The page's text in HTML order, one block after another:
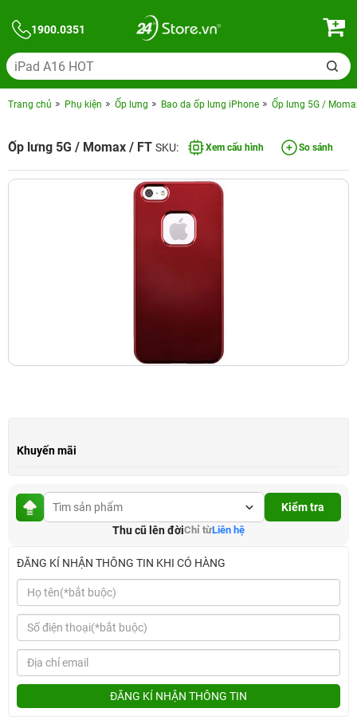
1900.0351
Trang chủ Phụ kiện Ốp lưng Bao da ốp lưng iPhone Ốp lưng 5G /
Ốp lưng 5G / Momax / FT SKU: Xem cấu hình So sánh
Khuyến mãi
Kiểm tra
Thu cũ lên đờiChỉ từLiên hệ
ĐĂNG KÍ NHẬN THÔNG TIN KHI CÓ HÀNG
ĐĂNG KÍ NHẬN THÔNG TIN